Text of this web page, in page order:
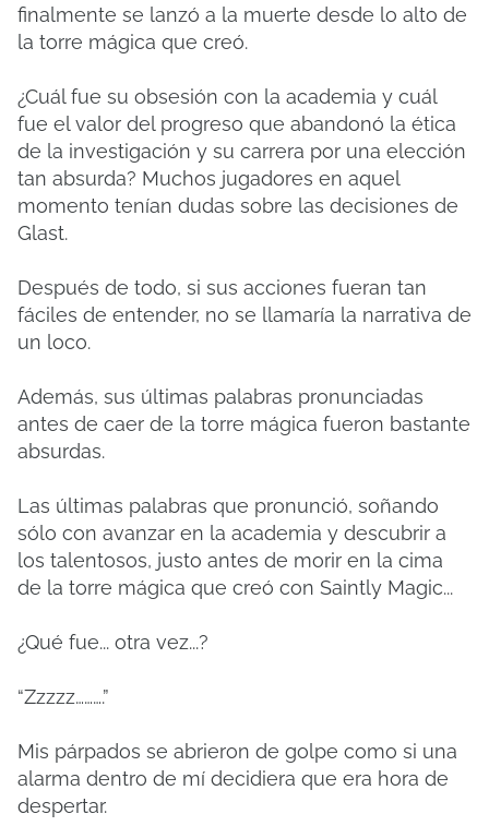
finalmente se lanzó a la muerte desde lo alto de
la torre mágica que creó.
¿Cuál fue su obsesión con la academia y cuál
fue el valor del progreso que abandonó la ética
de la investigación y su carrera por una elección
tan absurda? Muchos jugadores en aquel
momento tenían dudas sobre las decisiones de
Glast.
Después de todo, si sus acciones fueran tan
fáciles de entender, no se llamaría la narrativa de
un loco.
Además, sus últimas palabras pronunciadas
antes de caer de la torre mágica fueron bastante
absurdas.
Las últimas palabras que pronunció, soñando
sólo con avanzar en la academia y descubrir a
los talentosos, justo antes de morir en la cima
de la torre mágica que creó con Saintly Magic...
¿Qué fue... otra vez...?
“Zzzzz……….”
Mis párpados se abrieron de golpe como si una
alarma dentro de mí decidiera que era hora de
despertar.